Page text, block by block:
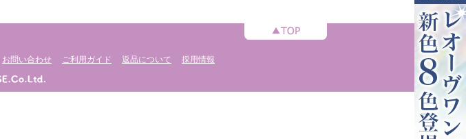
お問い合わせ ご利用ガイド 返品について 採用情報